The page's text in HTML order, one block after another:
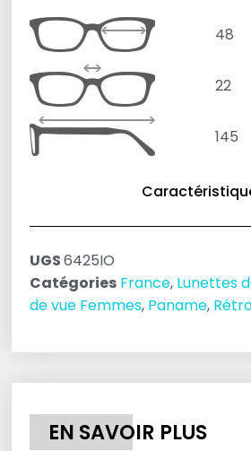
48
22
145
UGS6425IO
Catégories France, Lunettes
de vue Femmes, Paname,
EN SAVOIR PLUS